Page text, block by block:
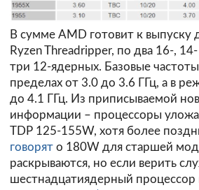
В сумме AMD готовит к выпуску
Ryzen Threadripper, по два 16-,
три 12-ядерных. Базовые частоты
пределах от 3.0 до 3.6 ГГц, а в
до 4.1 ГГц. Из приписываемой
информации – процессоры
TDP 125-155W, хотя более
говорят о 180W для старшей
раскрываются, но если верить
шестнадцатиядерный